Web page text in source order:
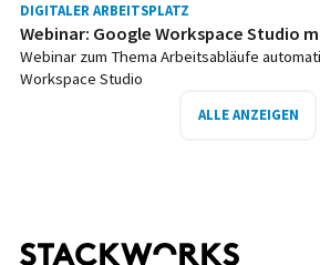
DIGITALER ARBEITSPLATZ
Webinar: Google Workspace Studio
Webinar zum Thema Arbeitsabläufe
Workspace Studio
ALLE ANZEIGEN